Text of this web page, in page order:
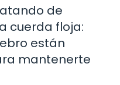
de
cuerda floja:
están
mantenerte